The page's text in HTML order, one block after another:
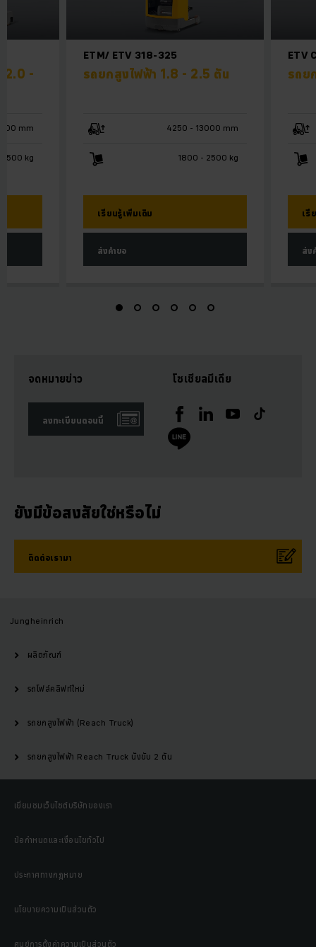
ETM/ ETV 318-325
รถยกสูงไฟฟ้า 1.8 - 2.5 ตัน
4250 - 13000 mm
1800 - 2500 kg
เรียนรู้เพิ่มเติม
ส่งคำขอ
ETV
รถย
เรี
ส่ง
2.0 -
mm
kg
จดหมายข่าว
ลงทะเบียนตอนนี้
โซเชียลมีเดีย
ยังมีข้อสงสัยใช่หรือไม่
ติดต่อเรามา
Jungheinrich
ผลิตภัณฑ์
รถโฟล์คลิฟท์ใหม่
รถยกสูงไฟฟ้า (Reach Truck)
รถยกสูงไฟฟ้า Reach Truck นั่งขับ 2 ตัน
เยี่ยมชมเว็บไซต์บริษัทของเรา
ข้อกำหนดและเงื่อนไขทั่วไป
ประกาศทางกฎหมาย
นโยบายความเป็นส่วนตัว
ศูนย์การตั้งค่าความเป็นส่วนตัว